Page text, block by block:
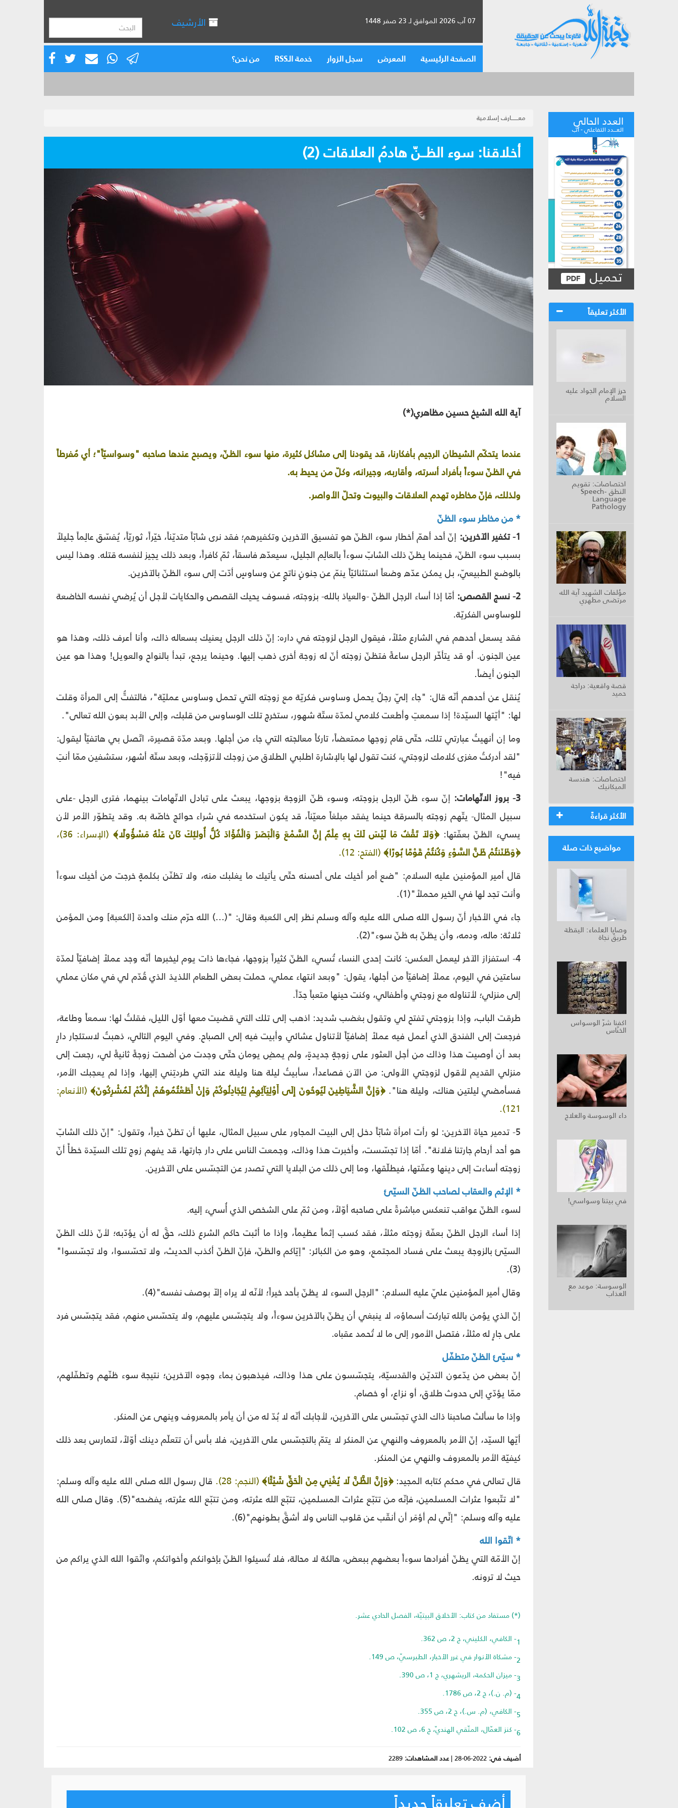
07 آب 2026 الموافق لـ 23 صفر 1448 الأرشيف
الصفحة الرئيسية المعرض سجل الزوار خدمة الـRSS من نحن؟
العدد الحالي
العـــدد التفاعلي - آب
تحميل
الأكثر تعليقاً
حرز الإمام الجواد عليه
السلام
اختصاصات: تقويم
النطق Speech-
Language
Pathology
مؤلفات الشهيد آية الله
مرتضى مطهري
قصة واقعية: دراجة
حميد
اختصاصات: هندسة
الميكانيك
الأكثر قراءةً
مواضيع ذات صلة
وصايا العلماء: اليقظة
طريقُ نجاة
اكفنا شرّ الوسواس
الخنّاس
داء الوسوسة والعلاج
في بيتنا وسواسي!
الوسوسة: موعد مع
العذاب
معـــــــارف إسلامية
أخلاقنا: سوء الظــنّ هادمُ العلاقات (2)
آية الله الشيخ حسين مظاهري(*)
عندما يتحكّم الشيطان الرجيم بأفكارنا، قد يقودنا إلى مشاكل كثيرة، منها سوء الظنّ، ويصبح عندها صاحبه "وسواسيّاً"؛ أي مُفرطاً
في الظنّ سوءاً بأفراد أسرته، وأقاربه، وجيرانه، وكلّ من يحيط به.
ولذلك، فإنّ مخاطره تهدم العلاقات والبيوت وتحلّ الأواصر.
* من مخاطر سوء الظنّ
1- تكفير الآخرين:
إنّ أحد أهمّ أخطار سوء الظنّ هو تفسيق الآخرين وتكفيرهم؛ فقد نرى شابّاً متديّناً، خيّراً، ثوريّاً، يُفسّق عالِماً جليلاً
بسبب سوء الظنّ، فحينما يظنّ ذلك الشابّ سوءاً بالعالِم الجليل، سيعدّه فاسقاً، ثمّ كافراً، وبعد ذلك يجيز لنفسه قتله. وهذا ليس
بالوضع الطبيعيّ، بل يمكن عدّه وضعاً استثنائيّاً ينمّ عن جنونٍ ناتجٍ عن وساوسٍ أدّت إلى سوء الظنّ بالآخرين.
2- نسج القصص:
أمّا إذا أساء الرجل الظنّ -والعياذ بالله- بزوجته، فسوف يحيك القصص والحكايات لأجل أن يُرضي نفسه الخاضعة
للوساوس الفكريّة.
فقد يسعل أحدهم في الشارع مثلاً، فيقول الرجل لزوجته في داره: إنّ ذلك الرجل يعنيك بسعاله ذاك، وأنا أعرف ذلك، وهذا هو
عين الجنون. أو قد يتأخّر الرجل ساعةً فتظنّ زوجته أنّ له زوجة أخرى ذهب إليها. وحينما يرجع، تبدأ بالنواح والعويل! وهذا هو عين
الجنون أيضاً.
يُنقل عن أحدهم أنّه قال: "جاء إليّ رجلٌ يحمل وساوس فكريّة مع زوجته التي تحمل وساوس عمليّة"، فالتفتُّ إلى المرأة وقلت
لها: "أيّتها السيّدة! إذا سمعتِ وأطعت كلامي لمدّة ستّة شهور، ستخرج تلك الوساوس من قلبك، وإلى الأبد بعون الله تعالى".
وما إن أنهيتُ عبارتي تلك، حتّى قام زوجها ممتعضاً، تاركاً معالجته التي جاء من أجلها. وبعد مدّة قصيرة، اتّصل بي هاتفيّاً ليقول:
"لقد أدركتُ مغزى كلامك لزوجتي، كنت تقول لها بالإشارة اطلبي الطلاق من زوجك لأتزوّجك، وبعد ستّة أشهر، ستشفين ممّا أنتِ
فيه"!
3- بروز الاتّهامات:
إنّ سوء ظنّ الرجل بزوجته، وسوء ظنّ الزوجة بزوجها، يبعث على تبادل الاتّهامات بينهما، فترى الرجل -على
سبيل المثال- يتّهم زوجته بالسرقة حينما يفقد مبلغاً معيّناً، قد يكون استخدمه في شراء حوائج خاصّة به. وقد يتطوّر الأمر لأن
يسيء الظنّ بعفّتها: ﴿وَلاَ تَقْفُ مَا لَيْسَ لَكَ بِهِ عِلْمٌ إِنَّ السَّمْعَ وَالْبَصَرَ وَالْفُؤَادَ كُلُّ أُولئِكَ كَانَ عَنْهُ مَسْؤُولًا﴾ (الإسراء: 36)،
﴿وَظَنَنتُمْ ظَنَّ السَّوْءِ وَكُنتُمْ قَوْمًا بُورًا﴾ (الفتح: 12).
قال أمير المؤمنين عليه السلام: "ضع أمر أخيك على أحسنه حتّى يأتيك ما يغلبك منه، ولا تظنّن بكلمةٍ خرجت من أخيك سوءاً
وأنت تجد لها في الخير محملاً"(1).
جاء في الأخبار أنّ رسول الله صلى الله عليه وآله وسلم نظر إلى الكعبة وقال: "(...) الله حرّم منك واحدة [الكعبة] ومن المؤمن
ثلاثة: ماله، ودمه، وأن يظنّ به ظنّ سوء"(2).
4- استفزاز الآخر ليعمل العكس: كانت إحدى النساء تُسيء الظنّ كثيراً بزوجها، فجاءها ذات يوم ليخبرها أنّه وجد عملاً إضافيّاً لمدّة
ساعتين في اليوم، عملاً إضافيّاً من أجلها، يقول: "وبعد انتهاء عملي، حملت بعض الطعام اللذيذ الذي قُدّم لي في مكان عملي
إلى منزلي؛ لأتناوله مع زوجتي وأطفالي، وكنت حينها متعباً جدّاً.
طرقت الباب، وإذا بزوجتي تفتح لي وتقول بغضب شديد: اذهب إلى تلك التي قضيت معها أوّل الليل، فقلتُ لها: سمعاً وطاعة،
فرجعت إلى الفندق الذي أعمل فيه عملاً إضافيّاً لأتناول عشائي وأبيت فيه إلى الصباح. وفي اليوم التالي، ذهبتُ لاستئجار دارٍ
بعد أن أوصيت هذا وذاك من أجل العثور على زوجةٍ جديدةٍ، ولم يمضِ يومان حتّى وجدت من أضحت زوجةً ثانيةً لي، رجعت إلى
منزلي القديم لأقول لزوجتي الأولى: من الآن فصاعداً، سأبيتُ ليلة هنا وليلة عند التي طردتِني إليها، وإذا لم يعجبك الأمر،
فسأمضي ليلتين هناك، وليلة هنا".﴿وَإِنَّ الشَّيَاطِينَ لَيُوحُونَ إِلَى أَوْلِيَآئِهِمْ لِيُجَادِلُوكُمْ وَإِنْ أَطَعْتُمُوهُمْ إِنَّكُمْ لَمُشْرِكُونَ﴾ (الأنعام:
121).
5- تدمير حياة الآخرين: لو رأت امرأة شابّاً دخل إلى البيت المجاور على سبيل المثال، عليها أن تظنّ خيراً، وتقول: "إنّ ذلك الشابّ
هو أحد أرحام جارتنا فلانة". أمّا إذا تجسّست، وأخبرت هذا وذاك، وجمعت الناس على دار جارتها، قد يفهم زوج تلك السيّدة خطأً أنّ
زوجته أساءت إلى دينها وعفّتها، فيطلّقها، وما إلى ذلك من البلايا التي تصدر عن التجسّس على الآخرين.
* الإثم والعقاب لصاحب الظنّ السيّئ
لسوء الظنّ عواقب تنعكس مباشرةً على صاحبه أوّلاً، ومن ثمّ على الشخص الذي أُسيء إليه.
إذا أساء الرجل الظنّ بعفّة زوجته مثلاً، فقد كسب إثماً عظيماً، وإذا ما أثبت حاكم الشرع ذلك، حقَّ له أن يؤدّبه؛ لأنّ ذلك الظنّ
السيّئ بالزوجة يبعث على فساد المجتمع، وهو من الكبائر: "إيّاكم والظنّ، فإنّ الظنّ أكذب الحديث، ولا تحسّسوا، ولا تجسّسوا"
(3).
وقال أمير المؤمنين عليّ عليه السلام: "الرجل السوء لا يظنّ بأحد خيراً؛ لأنّه لا يراه إلاّ بوصف نفسه"(4).
إنّ الذي يؤمن بالله تباركت أسماؤه، لا ينبغي أن يظنّ بالآخرين سوءاً، ولا يتجسّس عليهم، ولا يتحسّس منهم، فقد يتجسّس فرد
على جارٍ له مثلاً، فتصل الأمور إلى ما لا تُحمد عقباه.
* سيّئ الظنّ متطفّل
إنّ بعض من يدّعون التديّن والقدسيّة، يتجسّسون على هذا وذاك، فيذهبون بماء وجوه الآخرين؛ نتيجة سوء ظنّهم وتطفّلهم،
ممّا يؤدّي إلى حدوث طلاق، أو نزاع، أو خصام.
وإذا ما سألتَ صاحبنا ذاك الذي تجسّس على الآخرين، لأجابك أنّه لا بُدّ له من أن يأمر بالمعروف وينهى عن المنكر.
أيّها السيّد، إنّ الأمر بالمعروف والنهي عن المنكر لا يتمّ بالتجسّس على الآخرين، فلا بأس أن تتعلّم دينك أوّلاً، لتمارس بعد ذلك
كيفيّة الأمر بالمعروف والنهي عن المنكر.
قال تعالى في محكم كتابه المجيد: ﴿وَإِنَّ الظَّنَّ لَا يُغْنِي مِنَ الْحَقِّ شَيْئًا﴾(النجم: 28).
قال رسول الله صلى الله عليه وآله وسلم:
"لا تتّبعوا عثرات المسلمين، فإنّه من تتبّع عثرات المسلمين، تتبّع الله عثرته، ومن تتبّع الله عثرته، يفضحه"(5). وقال صلى الله
عليه وآله وسلم: "إنِّي لم أؤمَر أن أنقّب عن قلوب الناس ولا أشقَّ بطونهم"(6).
* اتّقوا الله
إنّ الأمّة التي يظنّ أفرادها سوءاً بعضهم ببعض، هالكة لا محالة، فلا تُسيئوا الظنّ بإخوانكم وأخواتكم، واتّقوا الله الذي يراكم من
حيث لا ترونه.
(*) مستفاد من كتاب: الأخلاق البيتيّة، الفصل الحادي عشر.
1- الكافي، الكليني، ج 2، ص 362.
2- مشكاة الأنوار في غرر الأخبار، الطبرسيّ، ص 149.
3- ميزان الحكمة، الريشهري، ج 1، ص 390.
4- (م. ن.)، ج 2، ص 1786.
5- الكافي، (م. س.)، ج 2، ص 355.
6- كنز العمّال، المتّقي الهنديّ، ج 6، ص 102.
أضيف في: 2022-06-28
|عدد المشاهدات: 2289